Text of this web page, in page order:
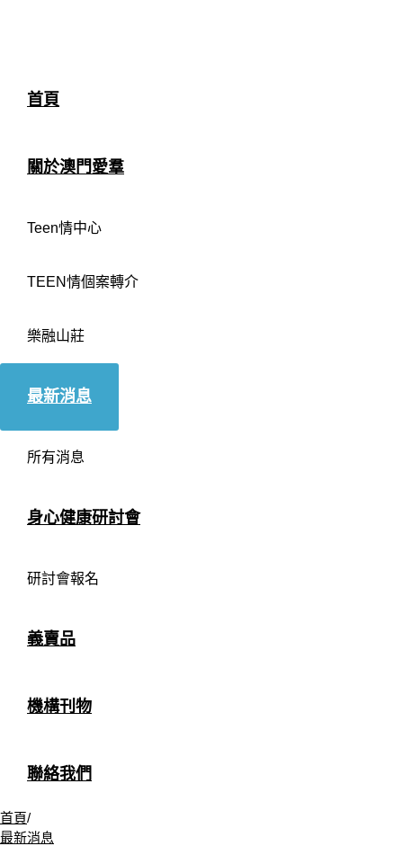
首頁
關於澳門愛羣
Teen情中心
TEEN情個案轉介
樂融山莊
最新消息
所有消息
身心健康研討會
研討會報名
義賣品
機構刊物
聯絡我們
首頁/
最新消息